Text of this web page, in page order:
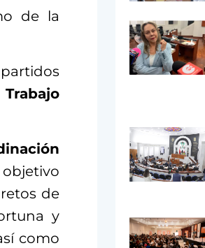
de la
de
y
como